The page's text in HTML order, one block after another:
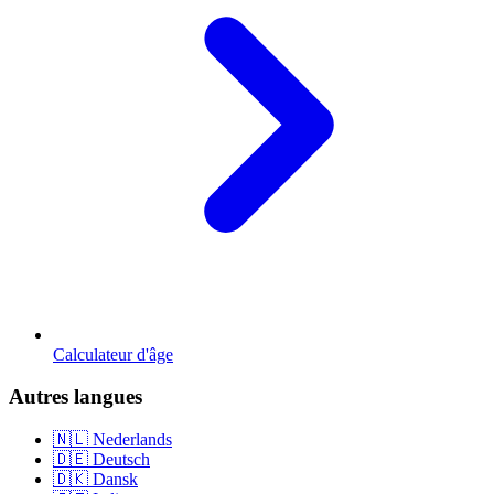
Calculateur d'âge
Autres langues
🇳🇱 Nederlands
🇩🇪 Deutsch
🇩🇰 Dansk